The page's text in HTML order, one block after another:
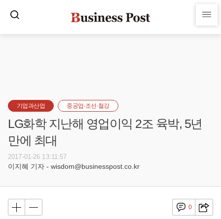
기업과산업 중공업·조선·철강
LG화학 지난해 영업이익 2조 육박, 5년
만에 최대
2017-01-26 13:11:57
이지혜 기자 - wisdom@businesspost.co.kr
0